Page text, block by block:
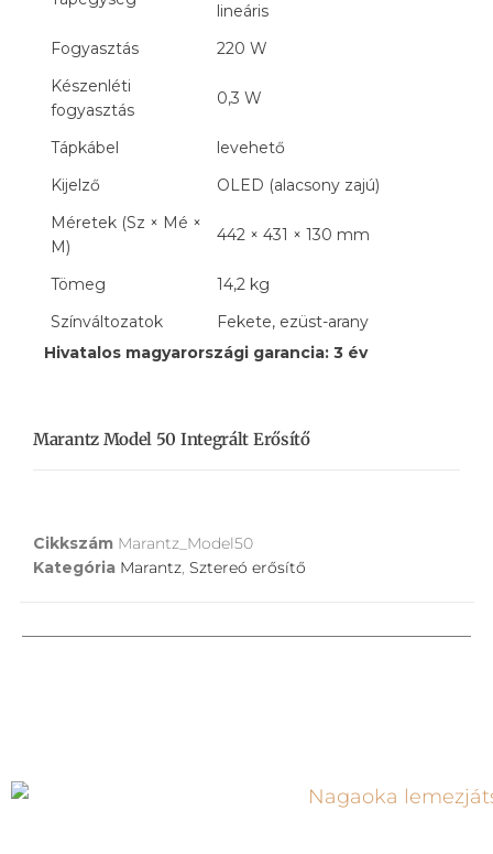
lineáris
Fogyasztás
220 W
Készenléti
fogyasztás
0,3 W
Tápkábel
levehető
Kijelző
OLED (alacsony zajú)
Méretek (Sz × Mé ×
M)
442 × 431 × 130 mm
Tömeg
14,2 kg
Színváltozatok
Fekete, ezüst-arany
Hivatalos magyarországi garancia: 3 év
Marantz Model 50 Integrált Erősítő
Cikkszám Marantz_Model50
Kategória Marantz, Sztereó erősítő